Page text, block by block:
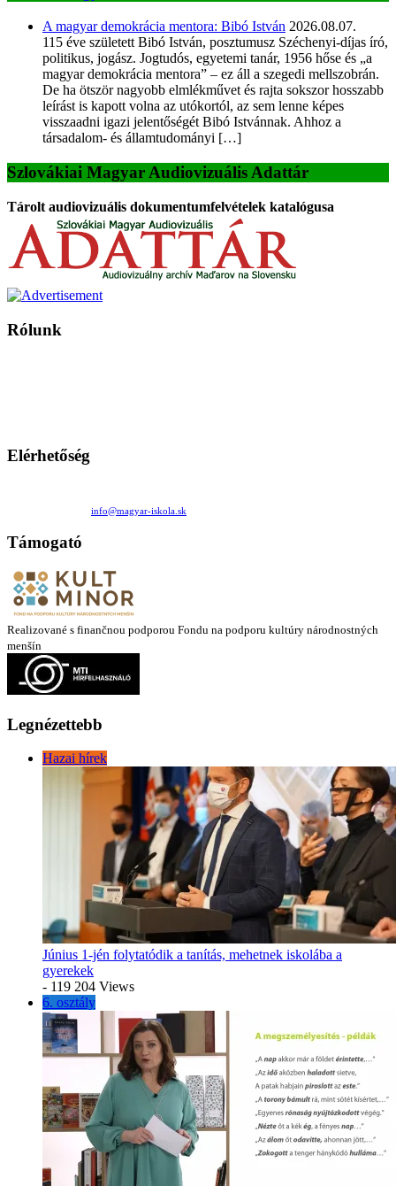
A magyar demokrácia mentora: Bibó István 2026.08.07.
115 éve született Bibó István, posztumusz Széchenyi-díjas író,
politikus, jogász. Jogtudós, egyetemi tanár, 1956 hőse és „a
magyar demokrácia mentora” – ez áll a szegedi mellszobrán.
De ha ötször nagyobb elmlékművet és rajta sokszor hosszabb
leírást is kapott volna az utókortól, az sem lenne képes
visszaadni igazi jelentőségét Bibó Istvánnak. Ahhoz a
társadalom- és államtudományi […]
Szlovákiai Magyar Audiovizuális Adattár
Tárolt audiovizuális dokumentumfelvételek katalógusa
Rólunk
Elérhetőség
info@magyar-iskola.sk
Támogató
Realizované s finančnou podporou Fondu na podporu kultúry národnostných
menšín
Legnézettebb
Hazai hírek
Június 1-jén folytatódik a tanítás, mehetnek iskolába a
gyerekek
- 119 204 Views
6. osztály